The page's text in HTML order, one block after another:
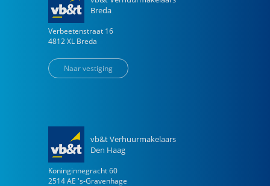
Breda
Verbeetenstraat 16
4812 XL Breda
Naar vestiging
vb&t Verhuurmakelaars
Den Haag
Koninginnegracht 60
2514 AE 's-Gravenhage